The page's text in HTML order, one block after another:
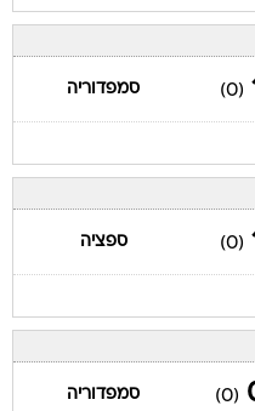
(0) סמפדוריה
(0) ספציה
(0) סמפדוריה